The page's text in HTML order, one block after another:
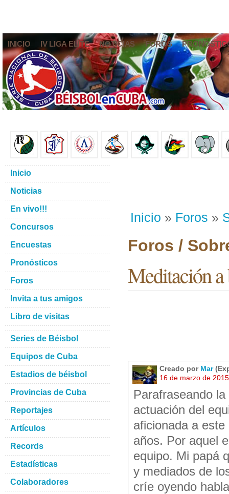
INICIO IV LIGA ELITE NOTICIAS FOROS
Inicio » Foros »
Foros /
Meditación a
Creado por Mar
16 de marzo de
Parafraseando
actuación del
aficionada a
años. Por aquel
equipo. Mi papá
y mediados de
críe oyendo
Inicio
Noticias
En vivo!!!
Concursos
Encuestas
Pronósticos
Foros
Invita a tus amigos
Libro de visitas
Series de Béisbol
Equipos de Cuba
Estadios de béisbol
Provincias de Cuba
Reportajes
Artículos
Records
Estadísticas
Colaboradores